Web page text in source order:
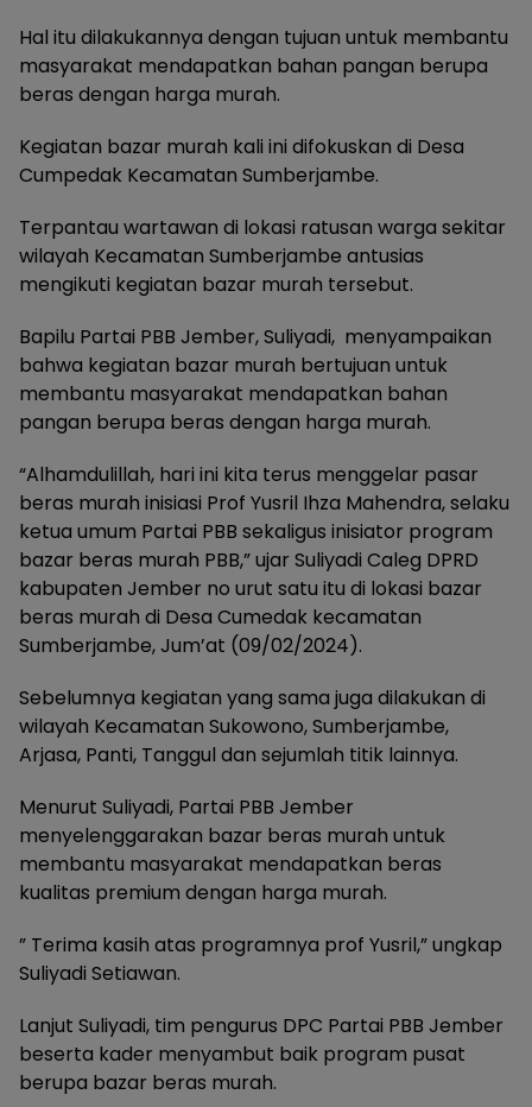
Hal itu dilakukannya dengan tujuan untuk membantu
masyarakat mendapatkan bahan pangan berupa
beras dengan harga murah.
Kegiatan bazar murah kali ini difokuskan di Desa
Cumpedak Kecamatan Sumberjambe.
Terpantau wartawan di lokasi ratusan warga sekitar
wilayah Kecamatan Sumberjambe antusias
mengikuti kegiatan bazar murah tersebut.
Bapilu Partai PBB Jember, Suliyadi, menyampaikan
bahwa kegiatan bazar murah bertujuan untuk
membantu masyarakat mendapatkan bahan
pangan berupa beras dengan harga murah.
“Alhamdulillah, hari ini kita terus menggelar pasar
beras murah inisiasi Prof Yusril Ihza Mahendra, selaku
ketua umum Partai PBB sekaligus inisiator program
bazar beras murah PBB,” ujar Suliyadi Caleg DPRD
kabupaten Jember no urut satu itu di lokasi bazar
beras murah di Desa Cumedak kecamatan
Sumberjambe, Jum’at (09/02/2024).
Sebelumnya kegiatan yang sama juga dilakukan di
wilayah Kecamatan Sukowono, Sumberjambe,
Arjasa, Panti, Tanggul dan sejumlah titik lainnya.
Menurut Suliyadi, Partai PBB Jember
menyelenggarakan bazar beras murah untuk
membantu masyarakat mendapatkan beras
kualitas premium dengan harga murah.
” Terima kasih atas programnya prof Yusril,” ungkap
Suliyadi Setiawan.
Lanjut Suliyadi, tim pengurus DPC Partai PBB Jember
beserta kader menyambut baik program pusat
berupa bazar beras murah.